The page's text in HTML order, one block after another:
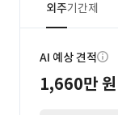
외주기간제
AI 예상 견적
1,660만 원